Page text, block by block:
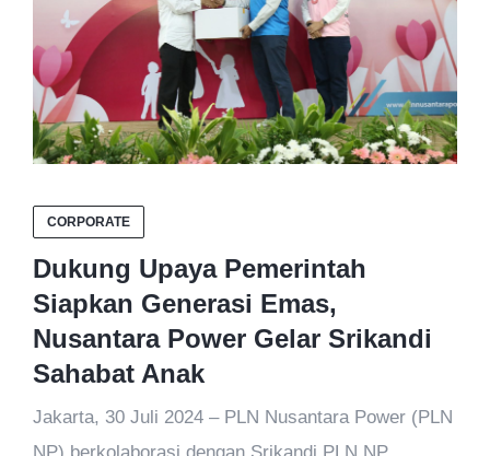
CORPORATE
Dukung Upaya Pemerintah
Siapkan Generasi Emas,
Nusantara Power Gelar Srikandi
Sahabat Anak
Jakarta, 30 Juli 2024 – PLN Nusantara Power (PLN
NP) berkolaborasi dengan Srikandi PLN NP